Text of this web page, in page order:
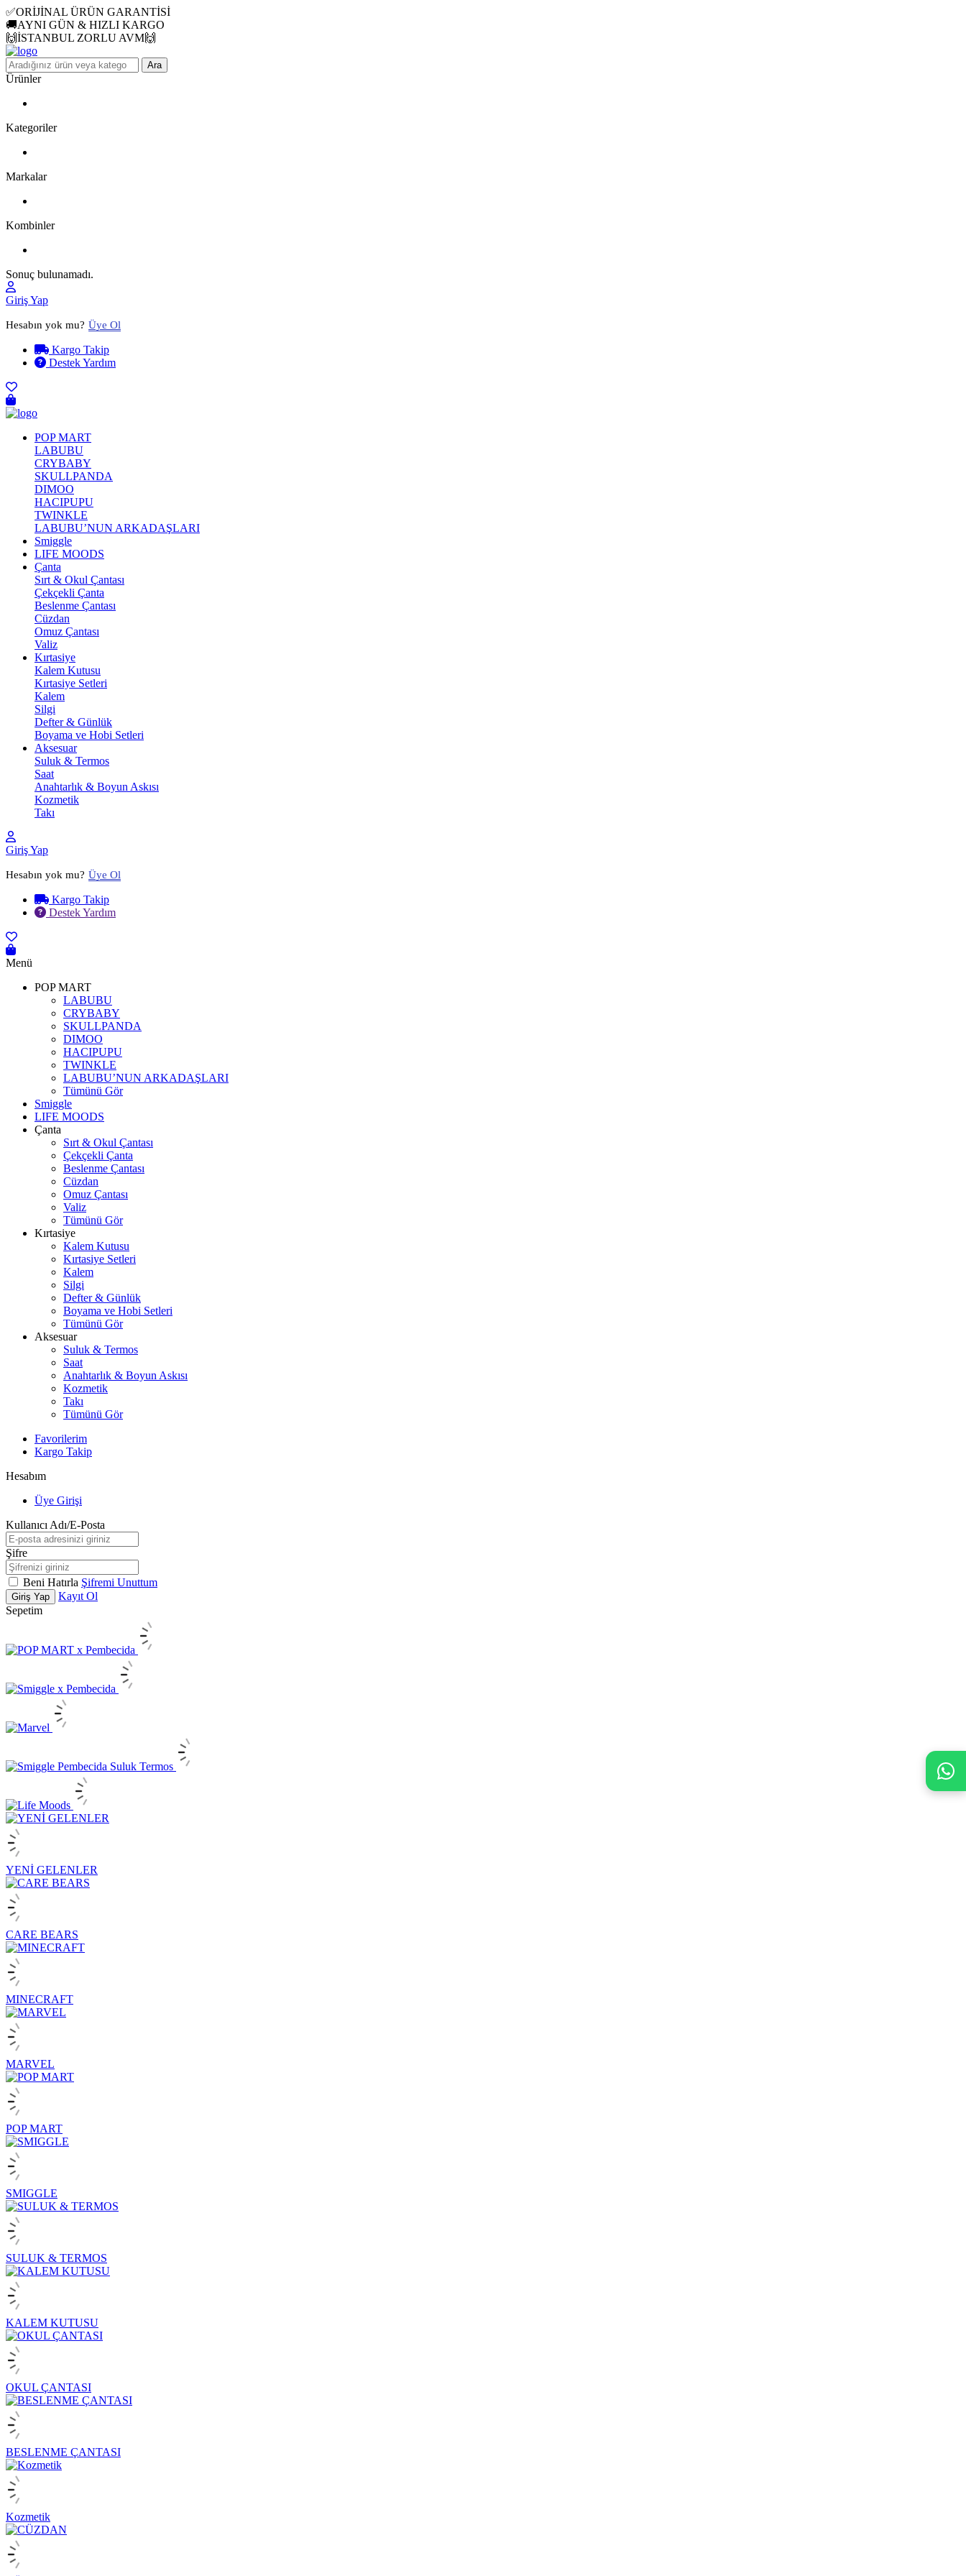
✅ORİJİNAL ÜRÜN GARANTİSİ
🚚AYNI GÜN & HIZLI KARGO
🙌İSTANBUL ZORLU AVM🙌
Ara
Ürünler
Kategoriler
Markalar
Kombinler
Sonuç bulunamadı.
Giriş Yap
Hesabın yok mu? Üye Ol
Kargo Takip
Destek Yardım
POP MART
LABUBU
CRYBABY
SKULLPANDA
DIMOO
HACIPUPU
TWINKLE
LABUBU’NUN ARKADAŞLARI
Smiggle
LIFE MOODS
Çanta
Sırt & Okul Çantası
Çekçekli Çanta
Beslenme Çantası
Cüzdan
Omuz Çantası
Valiz
Kırtasiye
Kalem Kutusu
Kırtasiye Setleri
Kalem
Silgi
Defter & Günlük
Boyama ve Hobi Setleri
Aksesuar
Suluk & Termos
Saat
Anahtarlık & Boyun Askısı
Kozmetik
Takı
Giriş Yap
Hesabın yok mu? Üye Ol
Kargo Takip
Destek Yardım
Menü
POP MART
LABUBU
CRYBABY
SKULLPANDA
DIMOO
HACIPUPU
TWINKLE
LABUBU’NUN ARKADAŞLARI
Tümünü Gör
Smiggle
LIFE MOODS
Çanta
Sırt & Okul Çantası
Çekçekli Çanta
Beslenme Çantası
Cüzdan
Omuz Çantası
Valiz
Tümünü Gör
Kırtasiye
Kalem Kutusu
Kırtasiye Setleri
Kalem
Silgi
Defter & Günlük
Boyama ve Hobi Setleri
Tümünü Gör
Aksesuar
Suluk & Termos
Saat
Anahtarlık & Boyun Askısı
Kozmetik
Takı
Tümünü Gör
Favorilerim
Kargo Takip
Hesabım
Üye Girişi
Kullanıcı Adı/E-Posta
Şifre
Beni Hatırla Şifremi Unuttum
Giriş Yap
Kayıt Ol
Sepetim
YENİ GELENLER
CARE BEARS
MINECRAFT
MARVEL
POP MART
SMIGGLE
SULUK & TERMOS
KALEM KUTUSU
OKUL ÇANTASI
BESLENME ÇANTASI
Kozmetik